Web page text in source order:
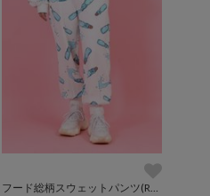
フード総柄スウェットパンツ(RAMUNE)